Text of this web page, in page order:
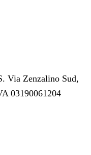
Via Zenzalino Sud,
03190061204